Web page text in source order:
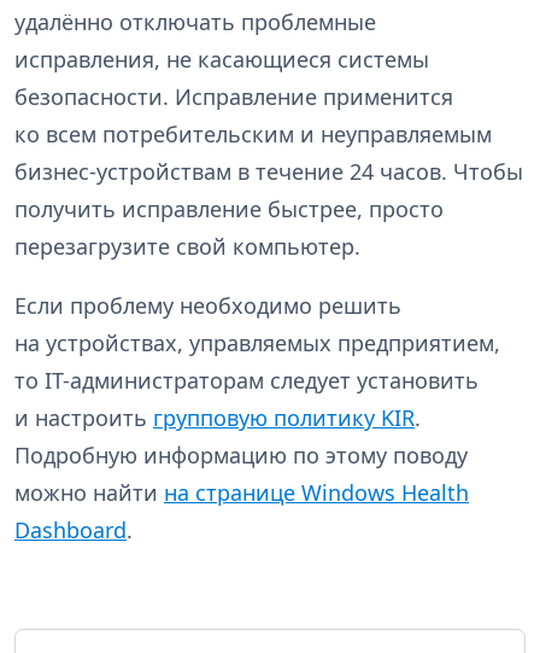
удалённо отключать проблемные
исправления, не касающиеся системы
безопасности. Исправление применится
ко всем потребительским и неуправляемым
бизнес-устройствам в течение 24 часов. Чтобы
получить исправление быстрее, просто
перезагрузите свой компьютер.
Если проблему необходимо решить
на устройствах, управляемых предприятием,
то IT-администраторам следует установить
и настроить групповую политику KIR.
Подробную информацию по этому поводу
можно найти на странице Windows Health
Dashboard.